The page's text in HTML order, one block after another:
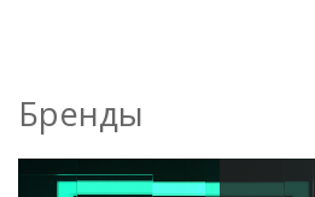
Бренды